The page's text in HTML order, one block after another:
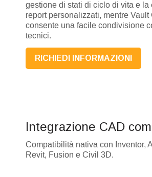
gestione di stati di ciclo di vita e la
report personalizzati, mentre Vault
consente una facile condivisione
tecnici.
RICHIEDI INFORMAZIONI
Integrazione CAD
Compatibilità nativa con Inventor,
Revit, Fusion e Civil 3D.